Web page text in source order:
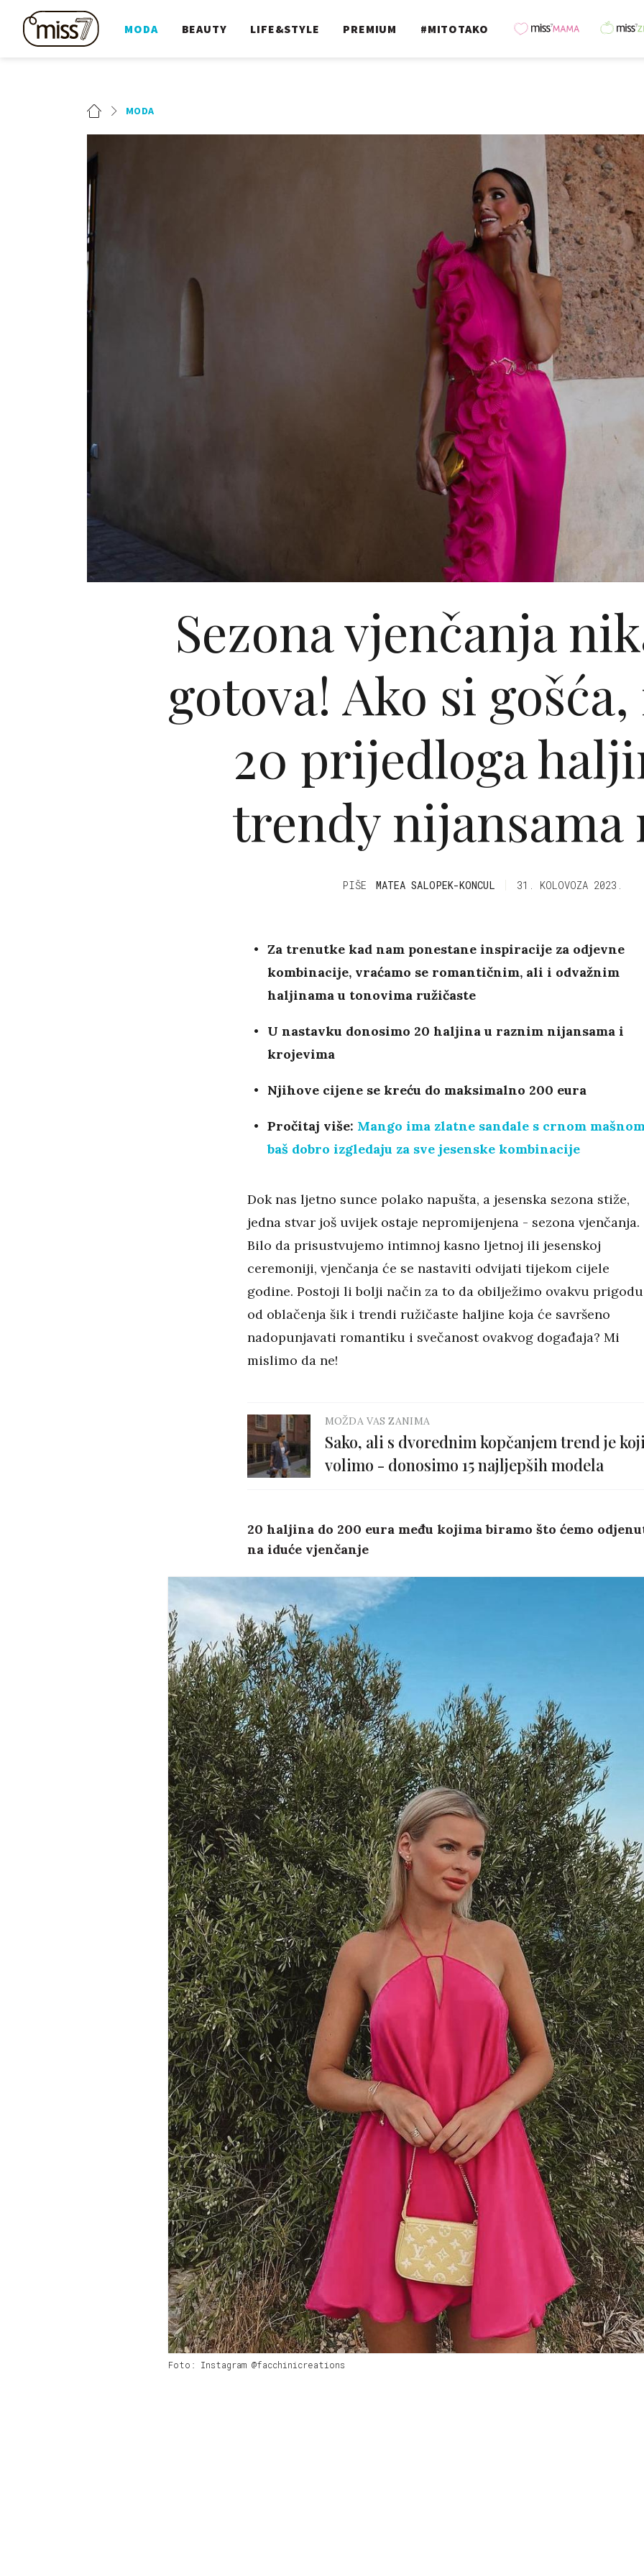
MODA BEAUTY LIFE&STYLE PREMIUM #MITOTAKO
MODA
Sezona vjenčanja
gotova! Ako si
20 prijedloga
trendy nijansama
PIŠE MATEA SALOPEK-KONCUL 31. KOLOVOZA 2023.
Za trenutke kad nam ponestane inspiracije za odjevne
kombinacije, vraćamo se romantičnim, ali i odvažnim
haljinama u tonovima ružičaste
U nastavku donosimo 20 haljina u raznim nijansama i
krojevima
Njihove cijene se kreću do maksimalno 200 eura
Pročitaj više: Mango ima zlatne sandale s crnom
baš dobro izgledaju za sve jesenske kombinacije
Dok nas ljetno sunce polako napušta, a jesenska sezona stiže,
jedna stvar još uvijek ostaje nepromijenjena - sezona vjenčanja.
Bilo da prisustvujemo intimnoj kasno ljetnoj ili jesenskoj
ceremoniji, vjenčanja će se nastaviti odvijati tijekom cijele
godine. Postoji li bolji način za to da obilježimo ovakvu prigodu
od oblačenja šik i trendi ružičaste haljine koja će savršeno
nadopunjavati romantiku i svečanost ovakvog događaja? Mi
mislimo da ne!
MOŽDA VAS ZANIMA
Sako, ali s dvorednim kopčanjem trend je
volimo - donosimo 15 najljepših modela
20 haljina do 200 eura među kojima biramo što ćemo
na iduće vjenčanje
Foto: Instagram @facchinicreations